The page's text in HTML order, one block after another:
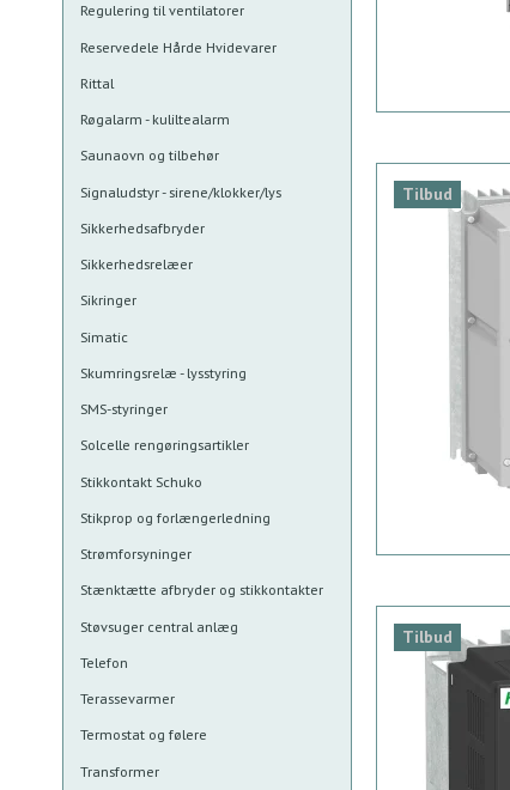
Regulering til ventilatorer
Reservedele Hårde Hvidevarer
Rittal
Røgalarm - kuliltealarm
Saunaovn og tilbehør
Signaludstyr - sirene/klokker/lys
Sikkerhedsafbryder
Sikkerhedsrelæer
Sikringer
Simatic
Skumringsrelæ - lysstyring
SMS-styringer
Solcelle rengøringsartikler
Stikkontakt Schuko
Stikprop og forlængerledning
Strømforsyninger
Stænktætte afbryder og stikkontakter
Støvsuger central anlæg
Telefon
Terassevarmer
Termostat og følere
Transformer
Tilbud
Tilbud